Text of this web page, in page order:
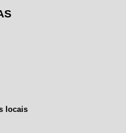
locais